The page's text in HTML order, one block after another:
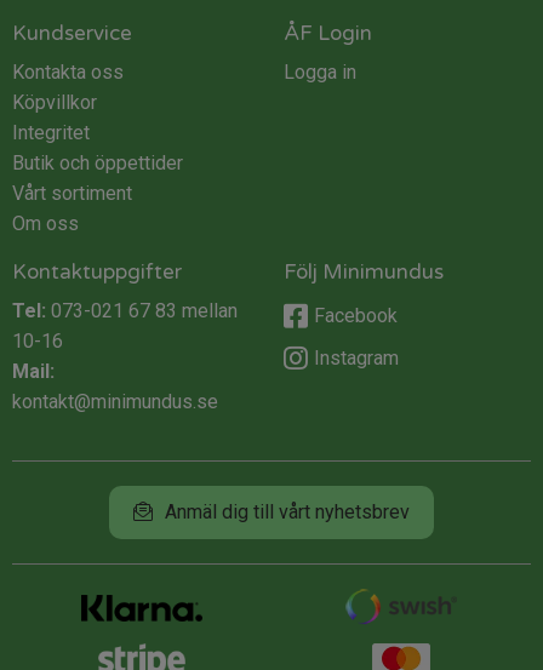
Kundservice
Kontakta oss
Köpvillkor
Integritet
Butik och öppettider
Vårt sortiment
Om oss
ÅF Login
Logga in
Kontaktuppgifter
Tel: 073-021 67 83 mellan
10-16
Mail:
kontakt@minimundus.se
Följ Minimundus
Facebook
Instagram
Anmäl dig till vårt nyhetsbrev